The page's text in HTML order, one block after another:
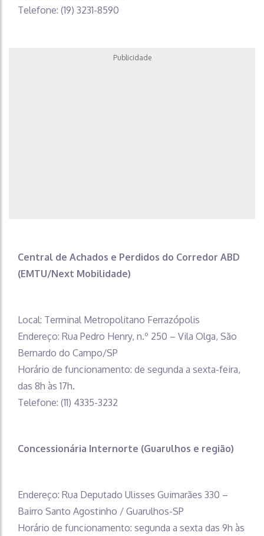
Telefone: (19) 3231-8590
Publicidade
Central de Achados e Perdidos do Corredor ABD
(EMTU/Next Mobilidade)
Local: Terminal Metropolitano Ferrazópolis
Endereço: Rua Pedro Henry, n.º 250 – Vila Olga, São
Bernardo do Campo/SP
Horário de funcionamento: de segunda a sexta-feira,
das 8h às 17h.
Telefone: (11) 4335-3232
Concessionária Internorte (Guarulhos e região)
Endereço: Rua Deputado Ulisses Guimarães 330 –
Bairro Santo Agostinho / Guarulhos-SP
Horário de funcionamento: segunda a sexta das 9h às